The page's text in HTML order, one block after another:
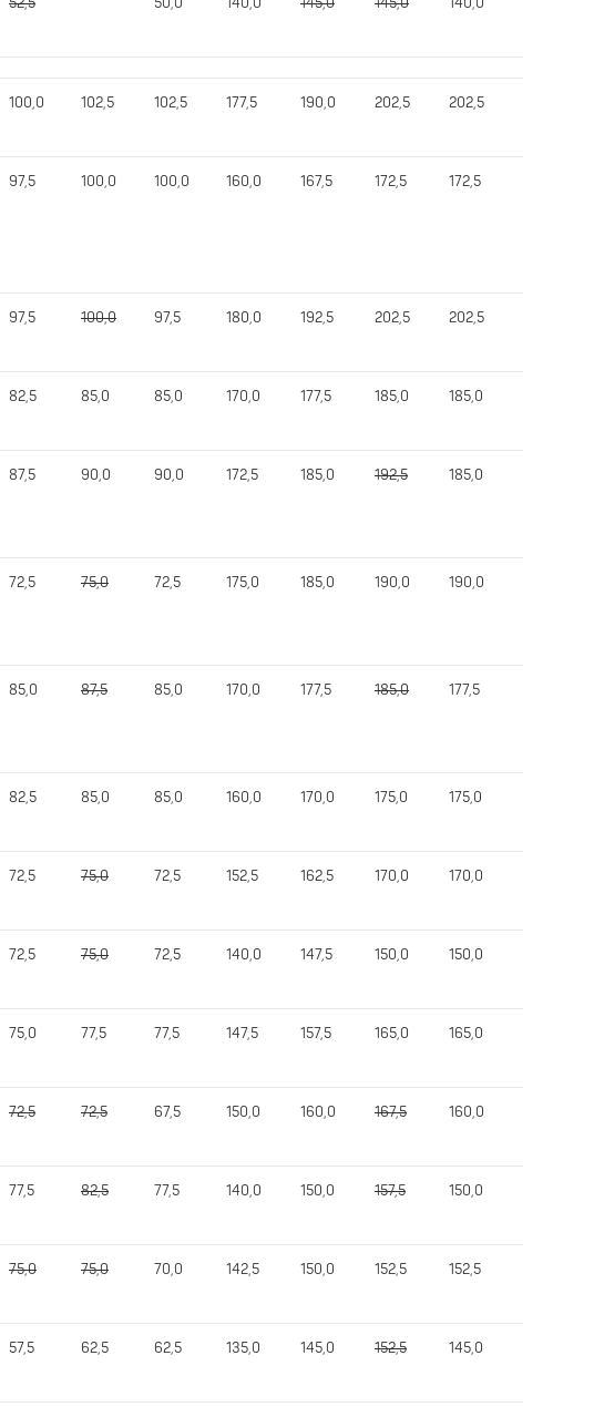
100,0 102,5 102,5 177,5 190,0 202,5 202,5
97,5 100,0 100,0 160,0 167,5 172,5 172,5
97,5 100,0 97,5 180,0 192,5 202,5 202,5
82,5 85,0 85,0 170,0 177,5 185,0 185,0
87,5 90,0 90,0 172,5 185,0 192,5 185,0
72,5 75,0 72,5 175,0 185,0 190,0 190,0
85,0 87,5 85,0 170,0 177,5 185,0 177,5
82,5 85,0 85,0 160,0 170,0 175,0 175,0
72,5 75,0 72,5 152,5 162,5 170,0 170,0
72,5 75,0 72,5 140,0 147,5 150,0 150,0
75,0 77,5 77,5 147,5 157,5 165,0 165,0
72,5 72,5 67,5 150,0 160,0 167,5 160,0
77,5 82,5 77,5 140,0 150,0 157,5 150,0
75,0 75,0 70,0 142,5 150,0 152,5 152,5
57,5 62,5 62,5 135,0 145,0 152,5 145,0